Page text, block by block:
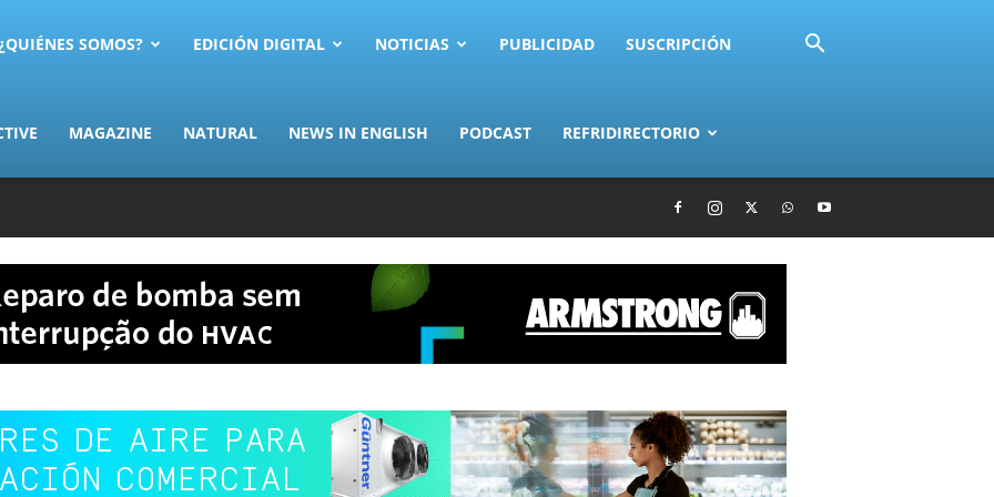
SOMOS? EDICIÓN DIGITAL NOTICIAS PUBLICIDAD SUSCRIPCIÓN
MAGAZINE NATURAL NEWS IN ENGLISH PODCAST REFRIDIRECTORIO